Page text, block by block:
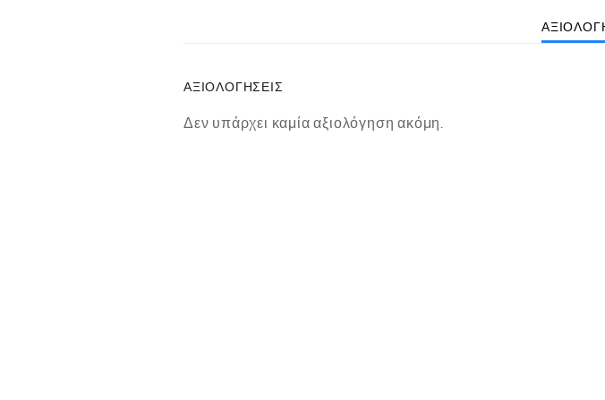
ΑΞΙΟΛΟΓΉΣΕΙΣ
Δεν υπάρχει καμία αξιολόγηση ακόμη.